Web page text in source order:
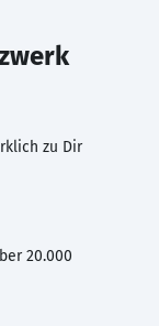
zu Dir
20.000